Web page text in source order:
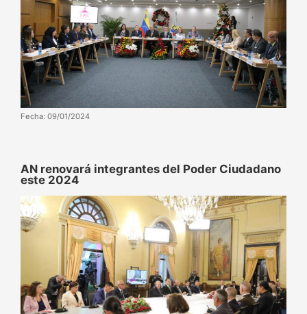
Fecha: 09/01/2024
AN renovará integrantes del Poder Ciudadano
este 2024